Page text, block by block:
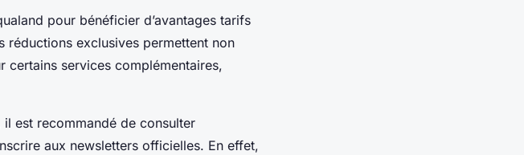
pour bénéficier d’avantages tarifs
réductions exclusives permettent non
certains services complémentaires,
est recommandé de consulter
aux newsletters officielles. En effet,